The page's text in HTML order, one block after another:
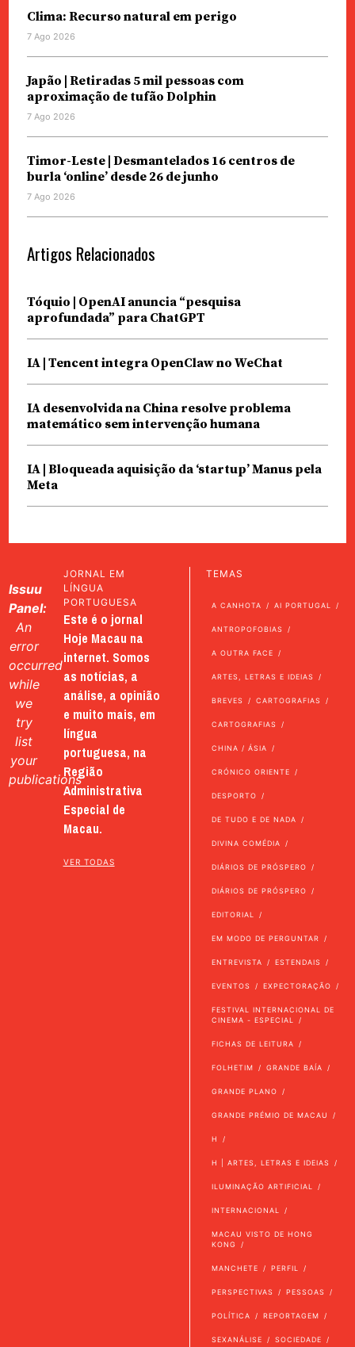
Clima: Recurso natural em perigo
7 Ago 2026
Japão | Retiradas 5 mil pessoas com
aproximação de tufão Dolphin
7 Ago 2026
Timor-Leste | Desmantelados 16 centros de
burla ‘online’ desde 26 de junho
7 Ago 2026
Artigos Relacionados
Tóquio | OpenAI anuncia “pesquisa
aprofundada” para ChatGPT
IA | Tencent integra OpenClaw no WeChat
IA desenvolvida na China resolve problema
matemático sem intervenção humana
IA | Bloqueada aquisição da ‘startup’ Manus pela
Meta
Issuu
Panel:
An
error
occurred
while
we
try
list
your
publications
JORNAL EM
LÍNGUA
PORTUGUESA
Este é o jornal
Hoje Macau na
internet. Somos
as notícias, a
análise, a opinião
e muito mais, em
língua
portuguesa, na
Região
Administrativa
Especial de
Macau.
VER TODAS
TEMAS
A CANHOTA AI PORTUGAL
ANTROPOFOBIAS
A OUTRA FACE
ARTES, LETRAS E IDEIAS
BREVES CARTOGRAFIAS
CARTOGRAFIAS
CHINA / ÁSIA
CRÓNICO ORIENTE
DESPORTO
DE TUDO E DE NADA
DIVINA COMÉDIA
DIÁRIOS DE PRÓSPERO
DIÁRIOS DE PRÓSPERO
EDITORIAL
EM MODO DE PERGUNTAR
ENTREVISTA ESTENDAIS
EVENTOS EXPECTORAÇÃO
FESTIVAL INTERNACIONAL DE
CINEMA - ESPECIAL
FICHAS DE LEITURA
FOLHETIM GRANDE BAÍA
GRANDE PLANO
GRANDE PRÉMIO DE MACAU
H
H | ARTES, LETRAS E IDEIAS
ILUMINAÇÃO ARTIFICIAL
INTERNACIONAL
MACAU VISTO DE HONG
KONG
MANCHETE PERFIL
PERSPECTIVAS PESSOAS
POLÍTICA REPORTAGEM
SEXANÁLISE SOCIEDADE